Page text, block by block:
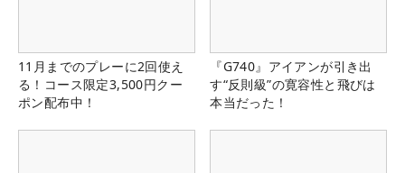
11月までのプレーに2回使え
る！コース限定3,500円クー
ポン配布中！
『G740』アイアンが引き出
す“反則級”の寛容性と飛びは
本当だった！